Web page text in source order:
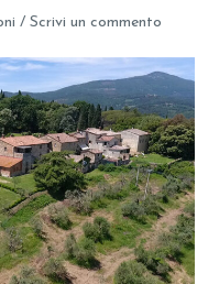
/ Scrivi un commento